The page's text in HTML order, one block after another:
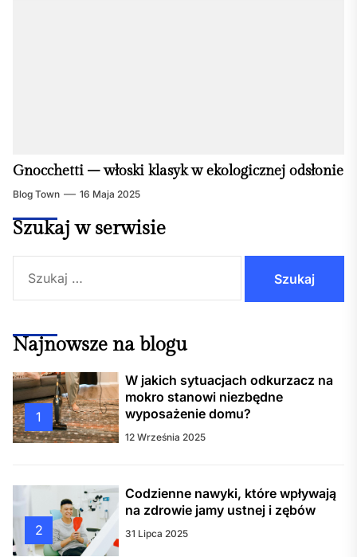
Gnocchetti – włoski klasyk w ekologicznej odsłonie
Blog Town 16 Maja 2025
Szukaj w serwisie
Najnowsze na blogu
1
W jakich sytuacjach odkurzacz na
mokro stanowi niezbędne
wyposażenie domu?
12 Września 2025
2
Codzienne nawyki, które wpływają
na zdrowie jamy ustnej i zębów
31 Lipca 2025